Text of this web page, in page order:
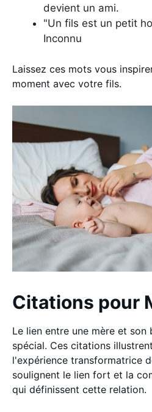
devient un ami.
"Un fils est un petit
Inconnu
Laissez ces mots vous
moment avec votre fils.
Citations pour
Le lien entre une mère et son
spécial. Ces citations
l'expérience transformatrice
soulignent le lien fort et la
qui définissent cette relation.